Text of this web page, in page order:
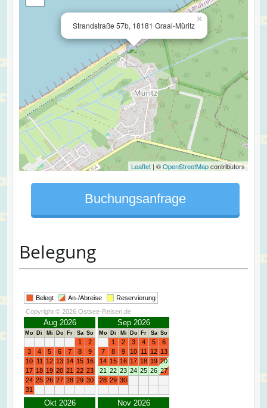
Strandstraße 57b, 18181 Graal-Müritz
×
Leaflet | ©OpenStreetMapcontributors
Buchungsanfrage
Belegung